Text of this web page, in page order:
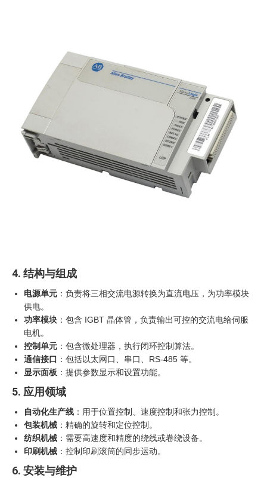
4. 结构与组成
电源单元 ：负责将三相交流电源转换为直流电压，为功率模块
供电。
功率模块 ：包含 IGBT 晶体管，负责输出可控的交流电给伺服
电机。
控制单元 ：包含微处理器，执行闭环控制算法。
通信接口 ：包括以太网口、串口、RS-485 等。
显示面板 ：提供参数显示和设置功能。
5. 应用领域
自动化生产线 ：用于位置控制、速度控制和张力控制。
包装机械 ：精确的旋转和定位控制。
纺织机械 ：需要高速度和精度的绕线或卷绕设备。
印刷机械 ：控制印刷滚筒的同步运动。
6. 安装与维护